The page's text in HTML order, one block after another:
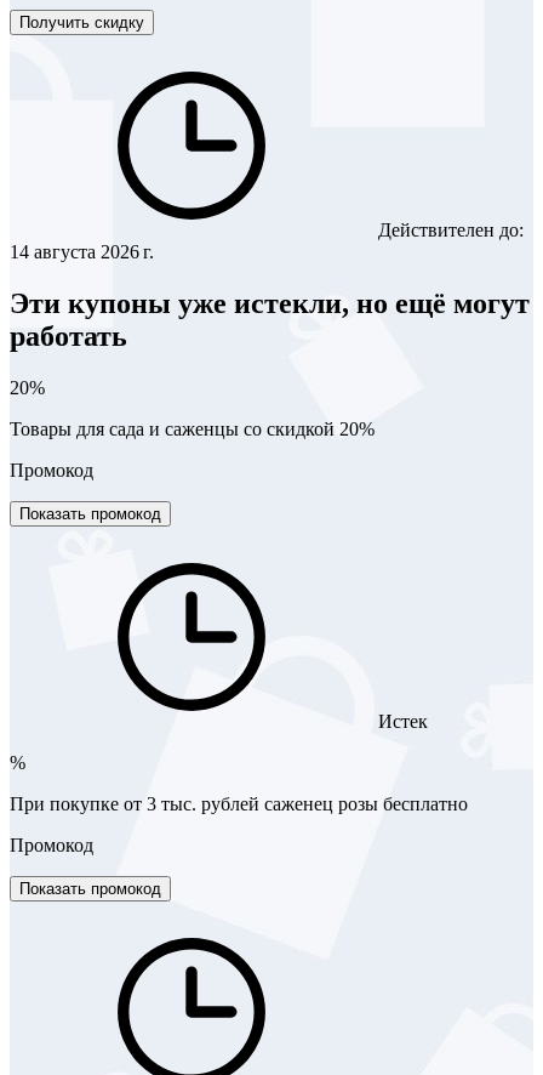
Получить скидку
Действителен до:
14 августа 2026 г.
Эти купоны уже истекли, но ещё могут
работать
20%
Товары для сада и саженцы со скидкой 20%
Промокод
Показать промокод
Истек
%
При покупке от 3 тыс. рублей саженец розы бесплатно
Промокод
Показать промокод